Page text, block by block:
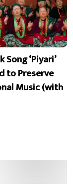
Song ‘Piyari’
to Preserve
Music (with